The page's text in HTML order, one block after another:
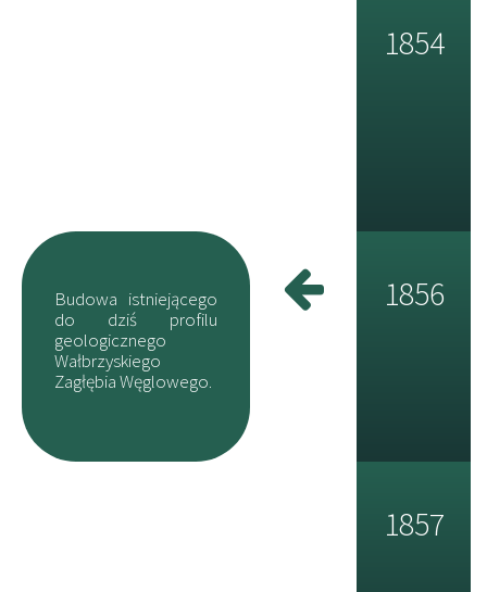
1854
Budowa istniejącego
do dziś profilu
geologicznego
Wałbrzyskiego
Zagłębia Węglowego.
1856
1857